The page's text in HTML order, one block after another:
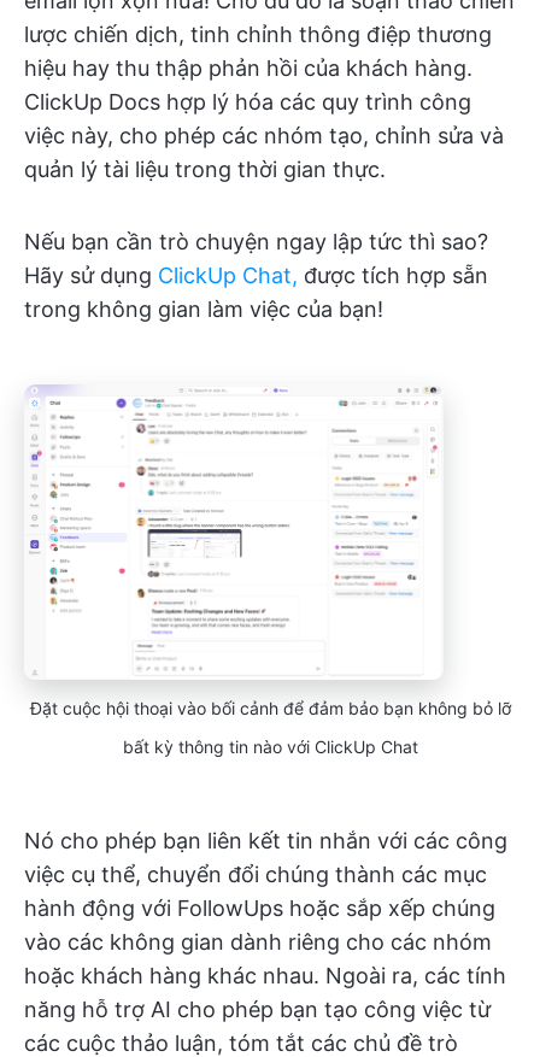
lược chiến dịch, tinh chỉnh thông điệp thương
hiệu hay thu thập phản hồi của khách hàng.
ClickUp Docs hợp lý hóa các quy trình công
việc này, cho phép các nhóm tạo, chỉnh sửa và
quản lý tài liệu trong thời gian thực.
Nếu bạn cần trò chuyện ngay lập tức thì sao?
Hãy sử dụng ClickUp Chat, được tích hợp sẵn
trong không gian làm việc của bạn!
Đặt cuộc hội thoại vào bối cảnh để đảm bảo bạn không bỏ lỡ
bất kỳ thông tin nào với ClickUp Chat
Nó cho phép bạn liên kết tin nhắn với các công
việc cụ thể, chuyển đổi chúng thành các mục
hành động với FollowUps hoặc sắp xếp chúng
vào các không gian dành riêng cho các nhóm
hoặc khách hàng khác nhau. Ngoài ra, các tính
năng hỗ trợ AI cho phép bạn tạo công việc từ
các cuộc thảo luận, tóm tắt các chủ đề trò